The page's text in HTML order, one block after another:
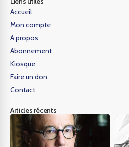
Accueil
Mon compte
A propos
Abonnement
Kiosque
Faire un don
Contact
Articles récents